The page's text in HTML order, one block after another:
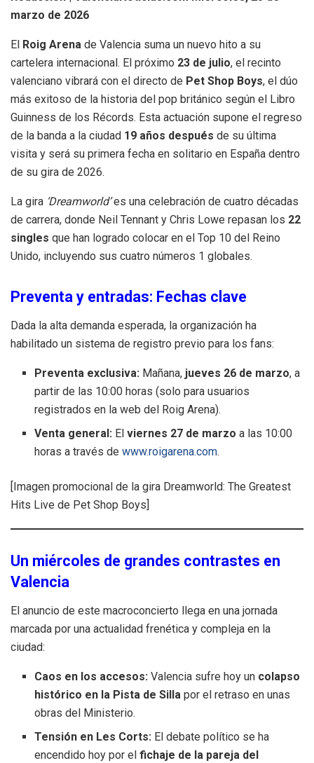
marzo de 2026
El Roig Arena de Valencia suma un nuevo hito a su
cartelera internacional. El próximo 23 de julio, el recinto
valenciano vibrará con el directo de Pet Shop Boys, el dúo
más exitoso de la historia del pop británico según el Libro
Guinness de los Récords. Esta actuación supone el regreso
de la banda a la ciudad 19 años después de su última
visita y será su primera fecha en solitario en España dentro
de su gira de 2026.
La gira ‘Dreamworld’es una celebración de cuatro décadas
de carrera, donde Neil Tennant y Chris Lowe repasan los 22
singles que han logrado colocar en el Top 10 del Reino
Unido, incluyendo sus cuatro números 1 globales.
Preventa y entradas: Fechas clave
Dada la alta demanda esperada, la organización ha
habilitado un sistema de registro previo para los fans:
Preventa exclusiva: Mañana, jueves 26 de marzo, a
partir de las 10:00 horas (solo para usuarios
registrados en la web del Roig Arena).
Venta general: Elviernes 27 de marzo a las 10:00
horas a través dewww.roigarena.com.
[Imagen promocional de la gira Dreamworld: The Greatest
Hits Live de Pet Shop Boys]
Un miércoles de grandes contrastes en
Valencia
El anuncio de este macroconcierto llega en una jornada
marcada por una actualidad frenética y compleja en la
ciudad:
Caos en los accesos: Valencia sufre hoy un colapso
histórico en la Pista de Silla por el retraso en unas
obras del Ministerio.
Tensión en Les Corts: El debate político se ha
encendido hoy por elfichaje de la pareja del